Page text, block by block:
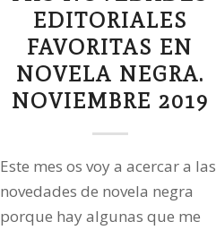
EDITORIALES
FAVORITAS EN
NOVELA NEGRA.
NOVIEMBRE 2019
Este mes os voy a acercar a las
novedades de novela negra
porque hay algunas que me